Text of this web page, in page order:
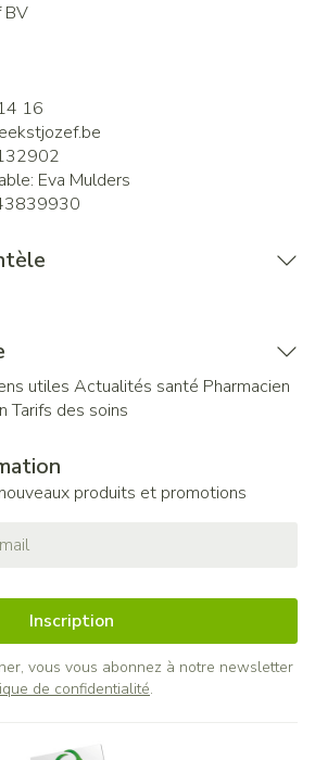
BV
16
Eva Mulders
utiles Actualités santé Pharmacien
Tarifs des soins
produits et promotions
Inscription
vous vous abonnez à notre newsletter
de confidentialité.